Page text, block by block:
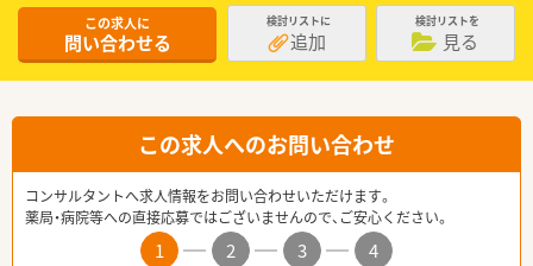
この求人に
問い合わせる
検討リストに
追加
検討リストを
見る
この求人へのお問い合わせ
コンサルタントへ求人情報をお問い合わせいただけます。
薬局・病院等への直接応募ではございませんので、ご安心ください。
1 2 3
4